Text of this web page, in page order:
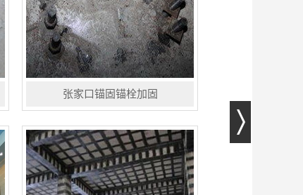
张家口锚固锚栓加固
化学锚固主要是利用高强度锚固用结
构胶，使钢筋或螺杆等与混凝土牢固
地粘结为一体，在符合规范施工的前
提下，锚固钢筋的抗拉强度可达到设